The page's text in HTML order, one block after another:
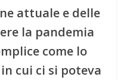
attuale e delle
la pandemia
come lo
cui ci si poteva